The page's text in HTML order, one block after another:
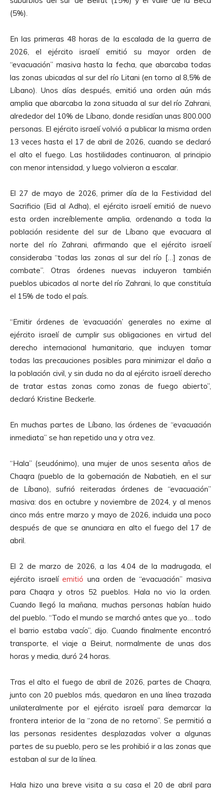
(5%).
En las primeras 48 horas de la escalada de la guerra de
2026, el ejército israelí emitió su mayor orden de
“evacuación” masiva hasta la fecha, que abarcaba todas
las zonas ubicadas al sur del río Litani (en torno al 8,5% de
Líbano). Unos días después, emitió una orden aún más
amplia que abarcaba la zona situada al sur del río Zahrani,
alrededor del 10% de Líbano, donde residían unas 800.000
personas. El ejército israelí volvió a publicar la misma orden
13 veces hasta el 17 de abril de 2026, cuando se declaró
el alto el fuego. Las hostilidades continuaron, al principio
con menor intensidad, y luego volvieron a escalar.
El 27 de mayo de 2026, primer día de la Festividad del
Sacrificio (Eid al Adha), el ejército israelí emitió de nuevo
esta orden increíblemente amplia, ordenando a toda la
población residente del sur de Líbano que evacuara al
norte del río Zahrani, afirmando que el ejército israelí
consideraba “todas las zonas al sur del río […] zonas de
combate”. Otras órdenes nuevas incluyeron también
pueblos ubicados al norte del río Zahrani, lo que constituía
el 15% de todo el país.
“Emitir órdenes de ‘evacuación’ generales no exime al
ejército israelí de cumplir sus obligaciones en virtud del
derecho internacional humanitario, que incluyen tomar
todas las precauciones posibles para minimizar el daño a
la población civil, y sin duda no da al ejército israelí derecho
de tratar estas zonas como zonas de fuego abierto”,
declaró Kristine Beckerle.
En muchas partes de Líbano, las órdenes de “evacuación
inmediata” se han repetido una y otra vez.
“Hala” (seudónimo), una mujer de unos sesenta años de
Chaqra (pueblo de la gobernación de Nabatieh, en el sur
de Líbano), sufrió reiteradas órdenes de “evacuación”
masiva: dos en octubre y noviembre de 2024, y al menos
cinco más entre marzo y mayo de 2026, incluida una poco
después de que se anunciara en alto el fuego del 17 de
abril.
El 2 de marzo de 2026, a las 4.04 de la madrugada, el
ejército israelíemitió una orden de “evacuación” masiva
para Chaqra y otros 52 pueblos. Hala no vio la orden.
Cuando llegó la mañana, muchas personas habían huido
del pueblo. “Todo el mundo se marchó antes que yo… todo
el barrio estaba vacío”, dijo. Cuando finalmente encontró
transporte, el viaje a Beirut, normalmente de unas dos
horas y media, duró 24 horas.
Tras el alto el fuego de abril de 2026, partes de Chaqra,
junto con 20 pueblos más, quedaron en una línea trazada
unilateralmente por el ejército israelí para demarcar la
frontera interior de la “zona de no retorno”. Se permitió a
las personas residentes desplazadas volver a algunas
partes de su pueblo, pero se les prohibió ir a las zonas que
estaban al sur de la línea.
Hala hizo una breve visita a su casa el 20 de abril para